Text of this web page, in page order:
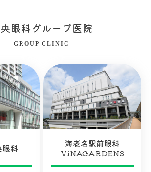
眼科グループ医院
GROUP CLINIC
科
海老名駅前眼科
ViNAGARDENS